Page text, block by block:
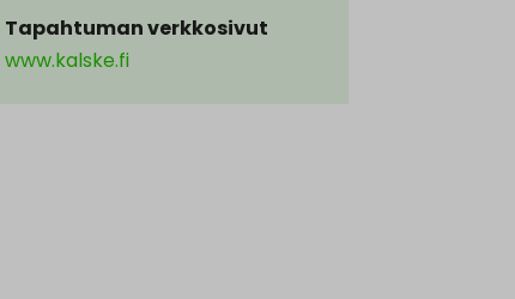
Tapahtuman verkkosivut
www.kalske.fi